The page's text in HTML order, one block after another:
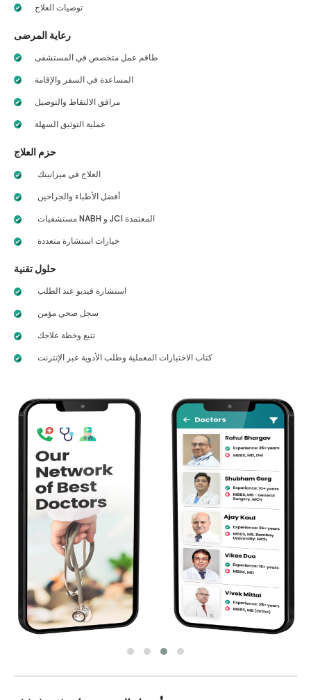
توصيات العلاج
رعاية المرضى
طاقم عمل متخصص في المستشفى
المساعدة في السفر والإقامة
مرافق الالتقاط والتوصيل
عملية التوثيق السهلة
حزم العلاج
العلاج في ميزانيتك
أفضل الأطباء والجراحين
مستشفيات NABH و JCI المعتمدة
خيارات استشارة متعددة
حلول تقنية
استشارة فيديو عند الطلب
سجل صحي مؤمن
تتبع وخطة علاجك
كتاب الاختبارات المعملية وطلب الأدوية عبر الإنترنت